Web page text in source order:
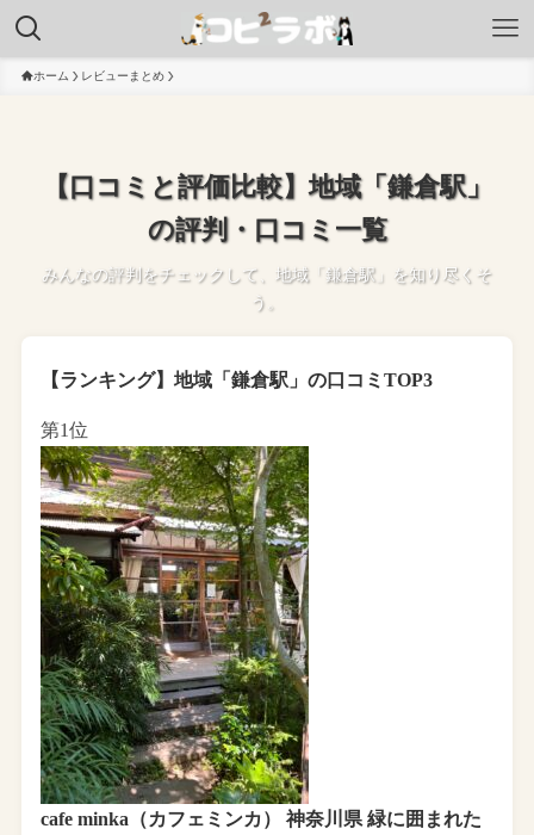
ホーム レビューまとめ
【口コミと評価比較】地域「鎌倉駅」
の評判・口コミ一覧
みんなの評判をチェックして、地域「鎌倉駅」を知り尽くそ
う。
【ランキング】地域「鎌倉駅」の口コミTOP3
第1位
cafe minka（カフェミンカ） 神奈川県 緑に囲まれた